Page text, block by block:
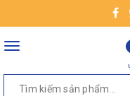
Toggle